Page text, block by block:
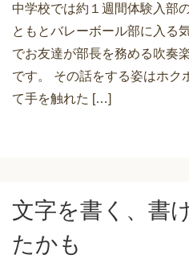
中学校では約１週間体験入部
ともとバレーボール部に入る
でお友達が部長を務める吹奏
です。 その話をする姿はホク
て手を触れた […]
文字を書く、書
たかも